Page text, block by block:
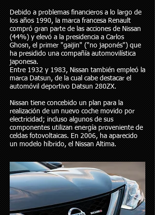
Debido a problemas financieros a lo largo de
los años 1990, la marca francesa Renault
compró gran parte de las acciones de Nissan
(44%) y elevó a la presidencia a Carlos
Ghosn, el primer "gaijin" ("no japonés") que
ha presidido una compañía automovilística
japonesa.
Entre 1932 y 1983, Nissan también empleó la
marca Datsun, de la cual cabe destacar el
automóvil deportivo Datsun 280ZX.
Nissan tiene concebido un plan para la
realización de un nuevo coche movido por
electricidad; incluso algunos de sus
componentes utilizan energía proveniente de
celdas fotovoltaicas. En 2006, ha aparecido
un modelo híbrido, el Nissan Altima.